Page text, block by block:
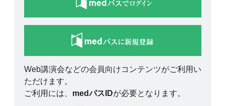
Web講演会などの会員向けコンテンツがご利用い
ただけます。
ご利用には、 medパスIDが必要となります。